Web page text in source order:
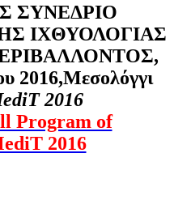
ΣΥΝΕΔΡΙΟ
ΙΧΘΥΟΛΟΓΙΑΣ
2016,Μεσολόγγι
2016
Program of
2016